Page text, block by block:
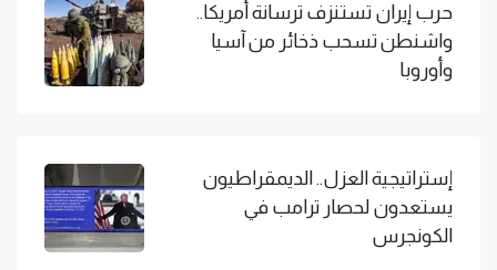
حرب إيران تستنزف ترسانة أمريكا..
واشنطن تسحب ذخائر من آسيا
وأوروبا
إستراتيجية العزل.. الديمقراطيون
يستعدون لحصار ترامب في
الكونجرس